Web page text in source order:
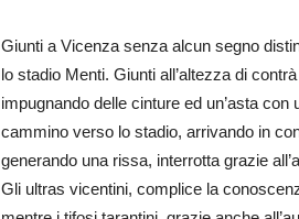
Giunti a Vicenza senza alcun segno
lo stadio Menti. Giunti all’altezza di
impugnando delle cinture ed un’asta
cammino verso lo stadio, arrivando in
generando una rissa, interrotta grazie
Gli ultras vicentini, complice la